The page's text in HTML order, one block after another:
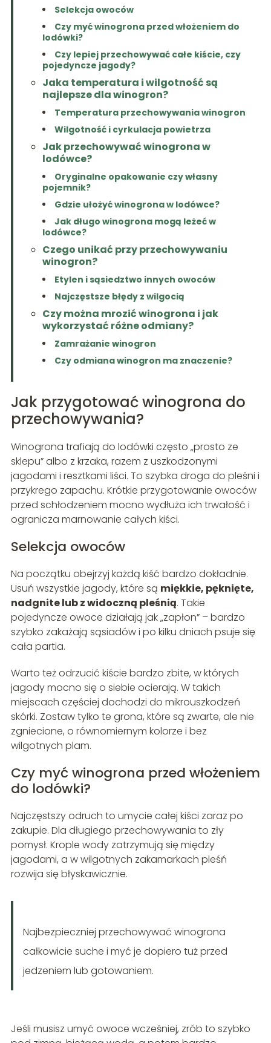
Selekcja owoców
Czy myć winogrona przed włożeniem do
lodówki?
Czy lepiej przechowywać całe kiście, czy
pojedyncze jagody?
Jaka temperatura i wilgotność są
najlepsze dla winogron?
Temperatura przechowywania winogron
Wilgotność i cyrkulacja powietrza
Jak przechowywać winogrona w
lodówce?
Oryginalne opakowanie czy własny
pojemnik?
Gdzie ułożyć winogrona w lodówce?
Jak długo winogrona mogą leżeć w
lodówce?
Czego unikać przy przechowywaniu
winogron?
Etylen i sąsiedztwo innych owoców
Najczęstsze błędy z wilgocią
Czy można mrozić winogrona i jak
wykorzystać różne odmiany?
Zamrażanie winogron
Czy odmiana winogron ma znaczenie?
Jak przygotować winogrona do
przechowywania?
Winogrona trafiają do lodówki często „prosto ze
sklepu” albo z krzaka, razem z uszkodzonymi
jagodami i resztkami liści. To szybka droga do pleśni i
przykrego zapachu. Krótkie przygotowanie owoców
przed schłodzeniem mocno wydłuża ich trwałość i
ogranicza marnowanie całych kiści.
Selekcja owoców
Na początku obejrzyj każdą kiść bardzo dokładnie.
Usuń wszystkie jagody, które są miękkie, pęknięte,
nadgnite lub z widoczną pleśnią. Takie
pojedyncze owoce działają jak „zapłon” – bardzo
szybko zakażają sąsiadów i po kilku dniach psuje się
cała partia.
Warto też odrzucić kiście bardzo zbite, w których
jagody mocno się o siebie ocierają. W takich
miejscach częściej dochodzi do mikrouszkodzeń
skórki. Zostaw tylko te grona, które są zwarte, ale nie
zgniecione, o równomiernym kolorze i bez
wilgotnych plam.
Czy myć winogrona przed włożeniem
do lodówki?
Najczęstszy odruch to umycie całej kiści zaraz po
zakupie. Dla długiego przechowywania to zły
pomysł. Krople wody zatrzymują się między
jagodami, a w wilgotnych zakamarkach pleśń
rozwija się błyskawicznie.
Najbezpieczniej przechowywać winogrona
całkowicie suche i myć je dopiero tuż przed
jedzeniem lub gotowaniem.
Jeśli musisz umyć owoce wcześniej, zrób to szybko